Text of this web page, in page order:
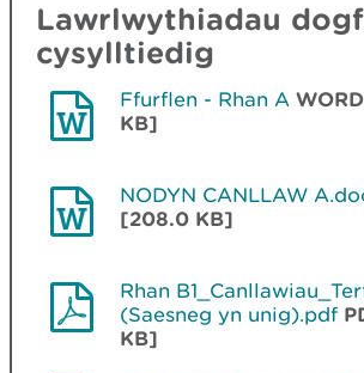
Lawrlwythiadau
cysylltiedig
Ffurflen - Rhan A
KB]
NODYN CANLLAW
[208.0 KB]
Rhan
(Saesneg yn unig).pdf
KB]